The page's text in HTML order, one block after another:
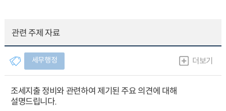
관련 주제 자료
세무행정 더보기
조세지출 정비와 관련하여 제기된 주요 의견에 대해
설명드립니다.